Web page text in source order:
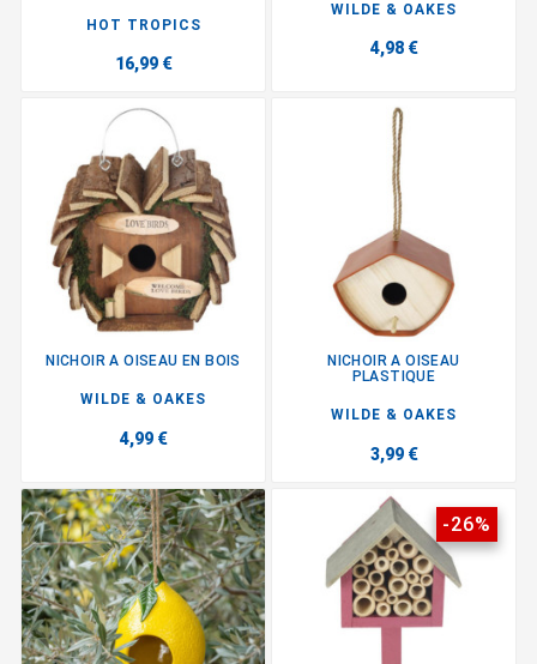
HOT TROPICS
16,99 €
WILDE & OAKES
4,98 €
NICHOIR A OISEAU EN BOIS
WILDE & OAKES
4,99 €
NICHOIR A OISEAU
PLASTIQUE
WILDE & OAKES
3,99 €
-26%